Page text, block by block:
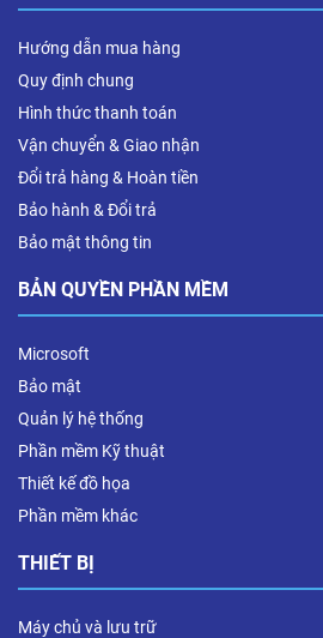
Hướng dẫn mua hàng
Quy định chung
Hình thức thanh toán
Vận chuyển & Giao nhận
Đổi trả hàng & Hoàn tiền
Bảo hành & Đổi trả
Bảo mật thông tin
BẢN QUYỀN PHẦN MỀM
Microsoft
Bảo mật
Quản lý hệ thống
Phần mềm Kỹ thuật
Thiết kế đồ họa
Phần mềm khác
THIẾT BỊ
Máy chủ và lưu trữ